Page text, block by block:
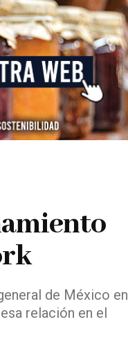
de México en
relación en el